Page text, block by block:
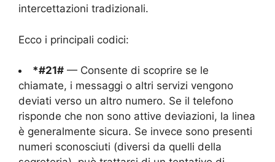
intercettazioni tradizionali.
Ecco i principali codici:
*#21# — Consente di scoprire se le
chiamate, i messaggi o altri servizi vengono
deviati verso un altro numero. Se il telefono
risponde che non sono attive deviazioni, la linea
è generalmente sicura. Se invece sono presenti
numeri sconosciuti (diversi da quelli della